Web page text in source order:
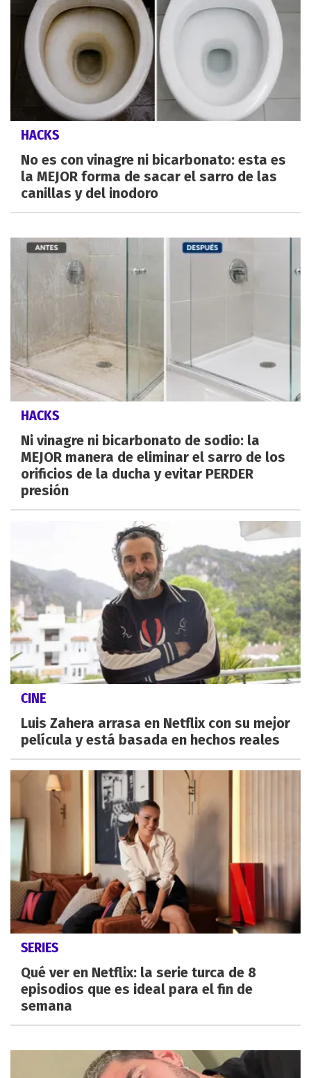
HACKS
No es con vinagre ni bicarbonato: esta es
la MEJOR forma de sacar el sarro de las
canillas y del inodoro
HACKS
Ni vinagre ni bicarbonato de sodio: la
MEJOR manera de eliminar el sarro de los
orificios de la ducha y evitar PERDER
presión
CINE
Luis Zahera arrasa en Netflix con su mejor
película y está basada en hechos reales
SERIES
Qué ver en Netflix: la serie turca de 8
episodios que es ideal para el fin de
semana